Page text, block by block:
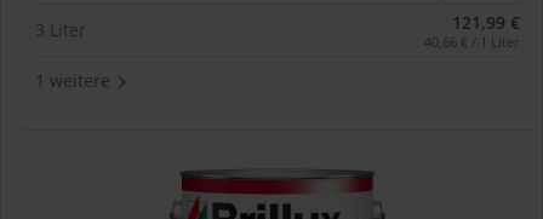
3 Liter 121,99 €
40,66 € / 1 Liter
1 weitere